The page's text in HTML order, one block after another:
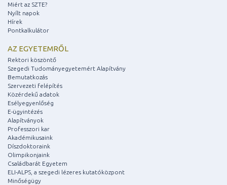
Miért az SZTE?
Nyílt napok
Hírek
Pontkalkulátor
AZ EGYETEMRŐL
Rektori köszöntő
Szegedi Tudományegyetemért Alapítvány
Bemutatkozás
Szervezeti felépítés
Közérdekű adatok
Esélyegyenlőség
E-ügyintézés
Alapítványok
Professzori kar
Akadémikusaink
Díszdoktoraink
Olimpikonjaink
Családbarát Egyetem
ELI-ALPS, a szegedi lézeres kutatóközpont
Minőségügy